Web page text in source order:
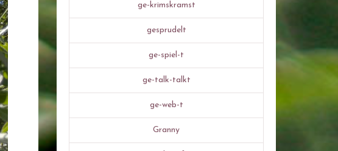
ge-krimskramst
gesprudelt
ge-spiel-t
ge-talk-talkt
ge-web-t
Granny